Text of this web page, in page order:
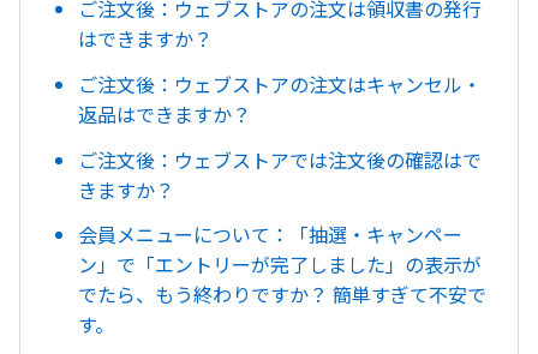
ご注文後：ウェブストアの注文は領収書の発行
はできますか？
ご注文後：ウェブストアの注文はキャンセル・
返品はできますか？
ご注文後：ウェブストアでは注文後の確認はで
きますか？
会員メニューについて：「抽選・キャンペー
ン」で「エントリーが完了しました」の表示が
でたら、もう終わりですか？ 簡単すぎて不安で
す。